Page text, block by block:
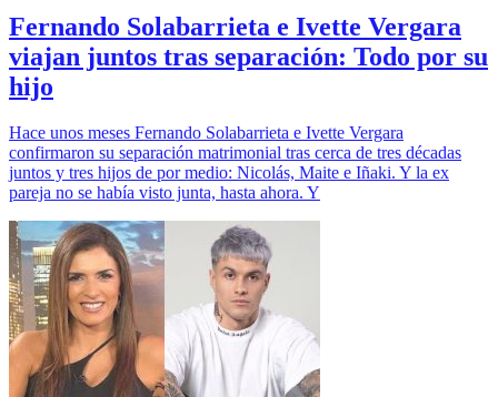
Fernando Solabarrieta e Ivette Vergara
viajan juntos tras separación: Todo por su
hijo
Hace unos meses Fernando Solabarrieta e Ivette Vergara
confirmaron su separación matrimonial tras cerca de tres décadas
juntos y tres hijos de por medio: Nicolás, Maite e Iñaki. Y la ex
pareja no se había visto junta, hasta ahora. Y